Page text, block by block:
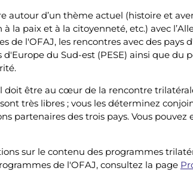
autour d’un thème actuel (histoire et
la paix et à la citoyenneté, etc.) avec
de l'OFAJ, les rencontres avec des pays
d'Europe du Sud-est (PESE) ainsi que du
doit être au cœur de la rencontre
très libres ; vous les déterminez
partenaires des trois pays. Vous
sur le contenu des programmes
de l'OFAJ, consultez la page